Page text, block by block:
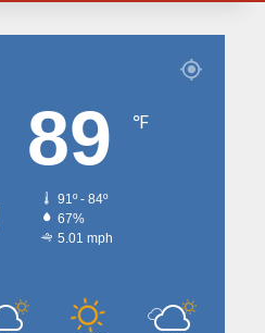
89 ℉
91º - 84º
67%
5.01 mph